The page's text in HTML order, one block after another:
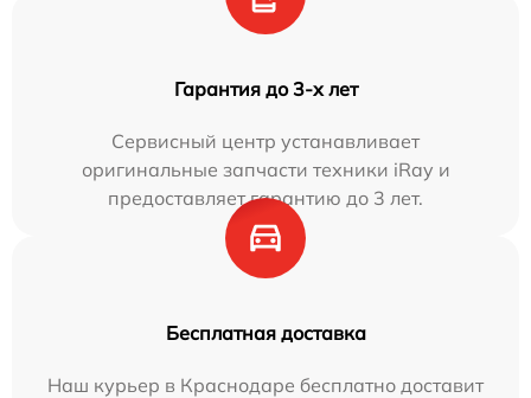
Гарантия до 3-х лет
Сервисный центр устанавливает
оригинальные запчасти техники iRay и
предоставляет гарантию до 3 лет.
Бесплатная доставка
Наш курьер в Краснодаре бесплатно доставит